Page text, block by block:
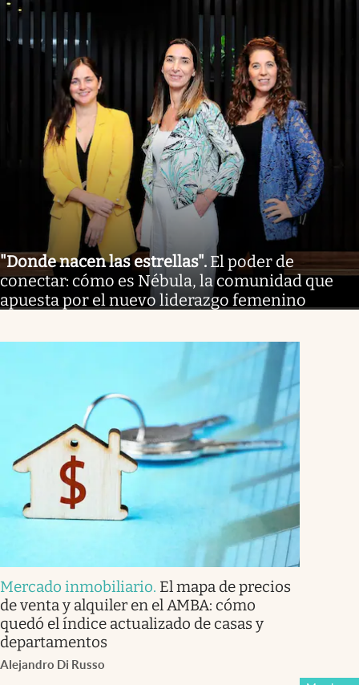
"Donde nacen las estrellas". El poder de
conectar: cómo es Nébula, la comunidad que
apuesta por el nuevo liderazgo femenino
Mercado inmobiliario. El mapa de precios
de venta y alquiler en el AMBA: cómo
quedó el índice actualizado de casas y
departamentos
Alejandro Di Russo